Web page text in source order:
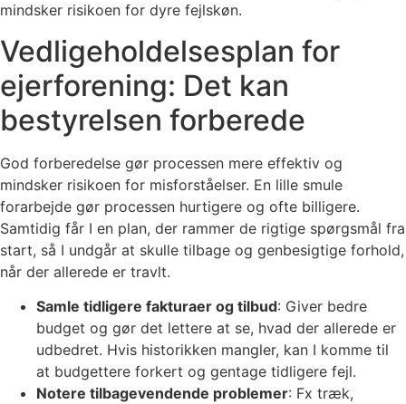
mindsker risikoen for dyre fejlskøn.
Vedligeholdelsesplan for
ejerforening: Det kan
bestyrelsen forberede
God forberedelse gør processen mere effektiv og
mindsker risikoen for misforståelser. En lille smule
forarbejde gør processen hurtigere og ofte billigere.
Samtidig får I en plan, der rammer de rigtige spørgsmål fra
start, så I undgår at skulle tilbage og genbesigtige forhold,
når der allerede er travlt.
Samle tidligere fakturaer og tilbud: Giver bedre
budget og gør det lettere at se, hvad der allerede er
udbedret. Hvis historikken mangler, kan I komme til
at budgettere forkert og gentage tidligere fejl.
Notere tilbagevendende problemer: Fx træk,